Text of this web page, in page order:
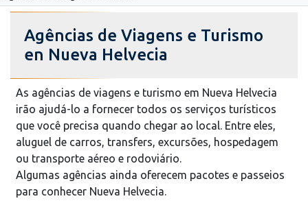
Agências de Viagens e Turismo
en Nueva Helvecia
As agências de viagens e turismo em Nueva Helvecia
irão ajudá-lo a fornecer todos os serviços turísticos
que você precisa quando chegar ao local. Entre eles,
aluguel de carros, transfers, excursões, hospedagem
ou transporte aéreo e rodoviário.
Algumas agências ainda oferecem pacotes e passeios
para conhecer Nueva Helvecia.